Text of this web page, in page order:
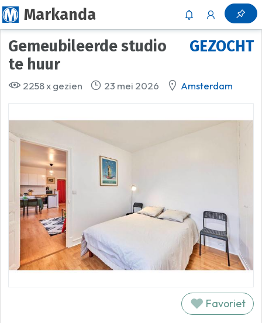
Markanda
GEZOCHT
Gemeubileerde studio
te huur
2258 x gezien 23 mei 2026 Amsterdam
Favoriet